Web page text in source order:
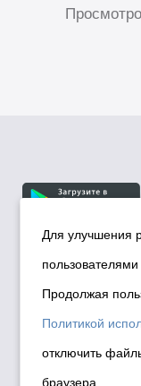
© Департамент
города
Политика
Политика по
данных в
Для улучшения
Продолжая
Политикой
отключить
браузера